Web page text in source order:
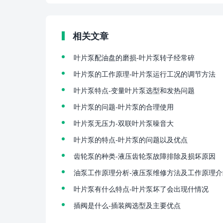
相关文章
叶片泵配油盘的磨损-叶片泵转子经常碎
叶片泵的工作原理-叶片泵运行工况的调节方法
叶片泵特点-变量叶片泵选型和发热问题
叶片泵的问题-叶片泵的合理使用
叶片泵无压力-双联叶片泵噪音大
叶片泵的特点-叶片泵的问题以及优点
齿轮泵的种类-液压齿轮泵故障排除及损坏原因
油泵工作原理分析-液压泵维修方法及工作原理
叶片泵有什么特点-叶片泵坏了会出现什情况
插阀是什么-插装阀选型及主要优点